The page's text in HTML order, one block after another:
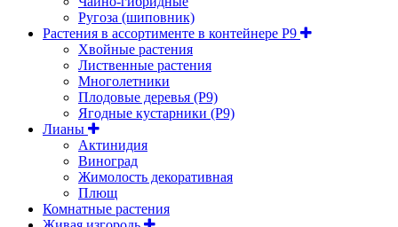
Ругоза (шиповник)
Растения в ассортименте в контейнере P9
Хвойные растения
Лиственные растения
Многолетники
Плодовые деревья (Р9)
Ягодные кустарники (Р9)
Лианы
Актинидия
Виноград
Жимолость декоративная
Плющ
Комнатные растения